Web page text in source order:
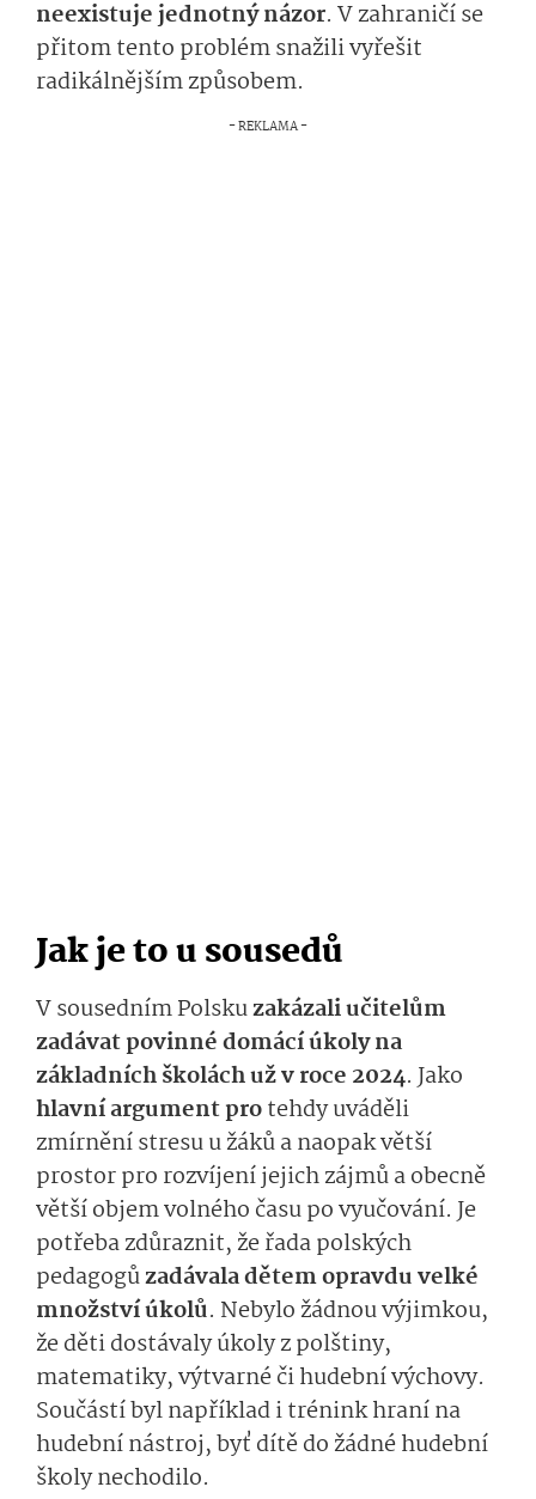
neexistuje jednotný názor. V zahraničí se
přitom tento problém snažili vyřešit
radikálnějším způsobem.
Jak je to u sousedů
V sousedním Polskuzakázali učitelům
zadávat povinné domácí úkoly na
základních školách už v roce 2024. Jako
hlavní argument protehdy uváděli
zmírnění stresu u žáků a naopak větší
prostor pro rozvíjení jejich zájmů a obecně
větší objem volného času po vyučování. Je
potřeba zdůraznit, že řada polských
pedagogůzadávala dětem opravdu velké
množství úkolů. Nebylo žádnou výjimkou,
že děti dostávaly úkoly z polštiny,
matematiky, výtvarné či hudební výchovy.
Součástí byl například i trénink hraní na
hudební nástroj, byť dítě do žádné hudební
školy nechodilo.